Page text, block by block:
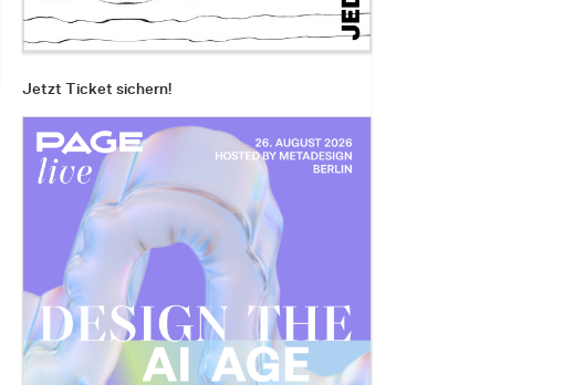
Jetzt Ticket sichern!